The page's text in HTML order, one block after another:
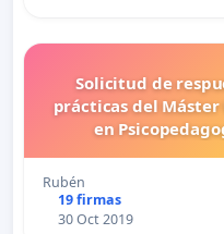
Solicitud de
prácticas del
en
Rubén
19 firmas
30 Oct 2019